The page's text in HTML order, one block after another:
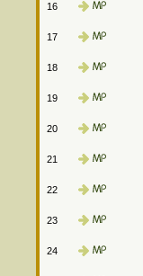
16
17
18
19
20
21
22
23
24